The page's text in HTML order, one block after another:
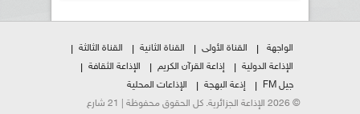
الواجهة القناة الأولى القناة الثانية
القناة الثالثة
الإذاعة الدولية
إذاعة القرآن الكريم
الإذاعة الثقافة
جيل FM
إذعة البهجة
الإذاعات المحلية
© 2026 الإذاعة الجزائرية. كل الحقوق محفوظة | 21 شارع